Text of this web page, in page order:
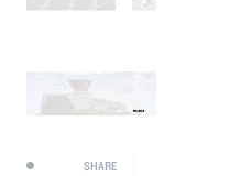
SHARE